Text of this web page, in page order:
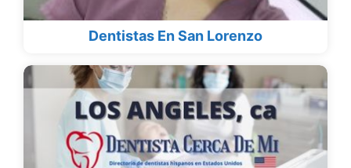
Dentistas En San Lorenzo